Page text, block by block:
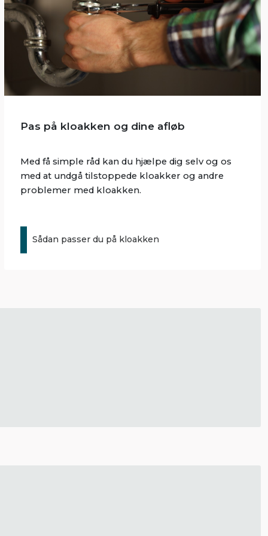
Pas på kloakken og dine afløb
Med få simple råd kan du hjælpe dig selv og os
med at undgå tilstoppede kloakker og andre
problemer med kloakken.
Sådan passer du på kloakken